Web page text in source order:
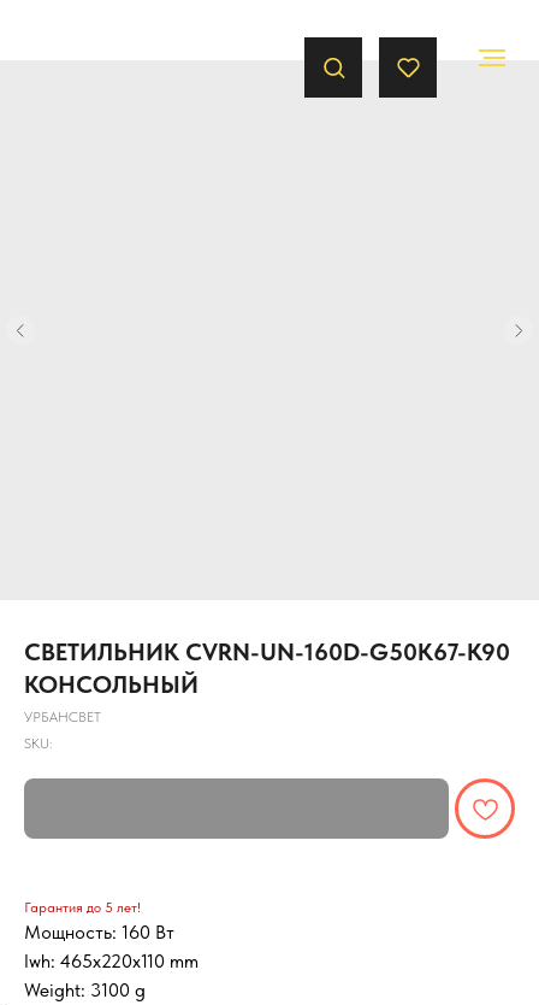
СВЕТИЛЬНИК CVRN-UN-160D-G50K67-K90
КОНСОЛЬНЫЙ
УРБАНСВЕТ
SKU:
Гарантия до 5 лет!
Мощность: 160 Вт
lwh: 465x220x110 mm
Weight: 3100 g